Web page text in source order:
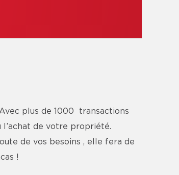
plus de 1000 transactions
de votre propriété.
de vos besoins , elle fera de
!